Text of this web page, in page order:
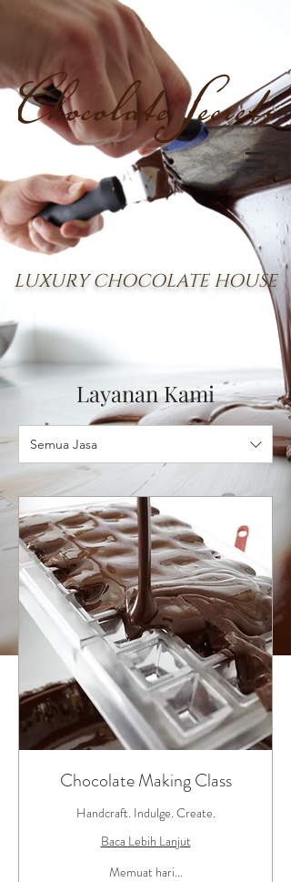
LUXURY CHOCOLATE HOUSE
Layanan Kami
Semua Jasa
Chocolate Making Class
Handcraft. Indulge. Create.
Baca Lebih Lanjut
Memuat hari...